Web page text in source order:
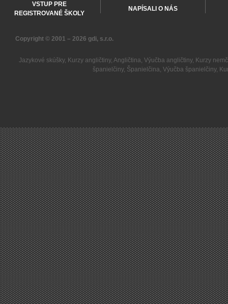
VSTUP PRE
REGISTROVANÉ ŠKOLY
NAPÍSALI O NÁS
Copyright © 2001 – 2026 gdi, s.r.o.
Jazykové skúšky, Kurzy angličtiny, Angličtina, Výučba angličtiny, Kurzy
španielčiny, Španielčina, Výučba španielčiny,